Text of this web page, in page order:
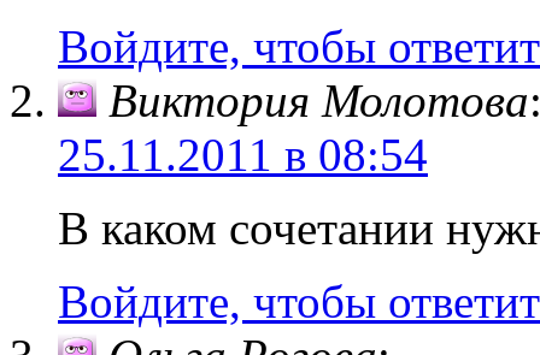
Войдите, чтобы
Виктория Молотова
25.11.2011 в 08:54
В каком сочетании
Войдите, чтобы